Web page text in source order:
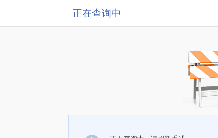
正在查询中